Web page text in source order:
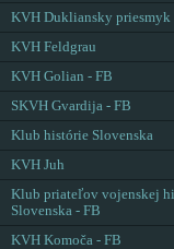
KVH Dukliansky priesmyk
KVH Feldgrau
KVH Golian - FB
SKVH Gvardija - FB
Klub histórie Slovenska
KVH Juh
Klub priateľov vojenskej
Slovenska - FB
KVH Komoča - FB